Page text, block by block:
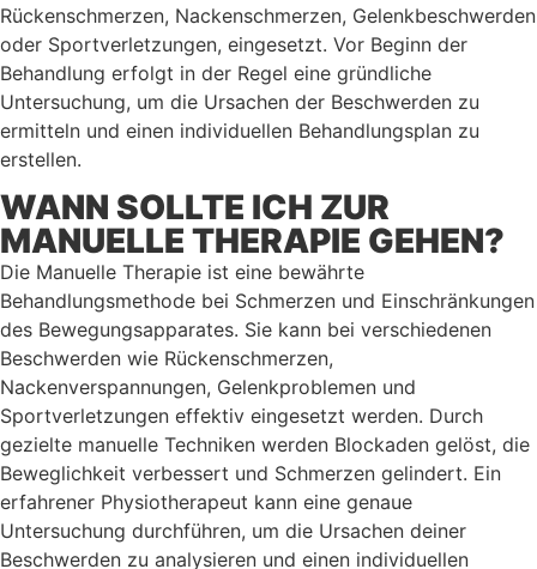
Rückenschmerzen, Nackenschmerzen, Gelenkbeschwerden
oder Sportverletzungen, eingesetzt. Vor Beginn der
Behandlung erfolgt in der Regel eine gründliche
Untersuchung, um die Ursachen der Beschwerden zu
ermitteln und einen individuellen Behandlungsplan zu
erstellen.
WANN SOLLTE ICH ZUR
MANUELLE THERAPIE GEHEN?
Die Manuelle Therapie ist eine bewährte
Behandlungsmethode bei Schmerzen und Einschränkungen
des Bewegungsapparates. Sie kann bei verschiedenen
Beschwerden wie Rückenschmerzen,
Nackenverspannungen, Gelenkproblemen und
Sportverletzungen effektiv eingesetzt werden. Durch
gezielte manuelle Techniken werden Blockaden gelöst, die
Beweglichkeit verbessert und Schmerzen gelindert. Ein
erfahrener Physiotherapeut kann eine genaue
Untersuchung durchführen, um die Ursachen deiner
Beschwerden zu analysieren und einen individuellen